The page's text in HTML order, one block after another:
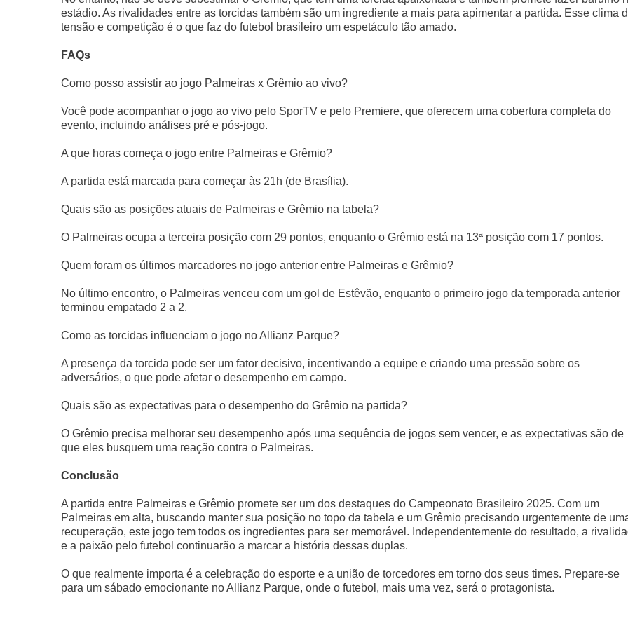
estádio. As rivalidades entre as torcidas também são um ingrediente a mais para apimentar a partida. Esse clima
tensão e competição é o que faz do futebol brasileiro um espetáculo tão amado.
FAQs
Como posso assistir ao jogo Palmeiras x Grêmio ao vivo?
Você pode acompanhar o jogo ao vivo pelo SporTV e pelo Premiere, que oferecem uma cobertura completa do
evento, incluindo análises pré e pós-jogo.
A que horas começa o jogo entre Palmeiras e Grêmio?
A partida está marcada para começar às 21h (de Brasília).
Quais são as posições atuais de Palmeiras e Grêmio na tabela?
O Palmeiras ocupa a terceira posição com 29 pontos, enquanto o Grêmio está na 13ª posição com 17 pontos.
Quem foram os últimos marcadores no jogo anterior entre Palmeiras e Grêmio?
No último encontro, o Palmeiras venceu com um gol de Estêvão, enquanto o primeiro jogo da temporada anterior
terminou empatado 2 a 2.
Como as torcidas influenciam o jogo no Allianz Parque?
A presença da torcida pode ser um fator decisivo, incentivando a equipe e criando uma pressão sobre os
adversários, o que pode afetar o desempenho em campo.
Quais são as expectativas para o desempenho do Grêmio na partida?
O Grêmio precisa melhorar seu desempenho após uma sequência de jogos sem vencer, e as expectativas são de
que eles busquem uma reação contra o Palmeiras.
Conclusão
A partida entre Palmeiras e Grêmio promete ser um dos destaques do Campeonato Brasileiro 2025. Com um
Palmeiras em alta, buscando manter sua posição no topo da tabela e um Grêmio precisando urgentemente de
recuperação, este jogo tem todos os ingredientes para ser memorável. Independentemente do resultado, a
e a paixão pelo futebol continuarão a marcar a história dessas duplas.
O que realmente importa é a celebração do esporte e a união de torcedores em torno dos seus times. Prepare-se
para um sábado emocionante no Allianz Parque, onde o futebol, mais uma vez, será o protagonista.